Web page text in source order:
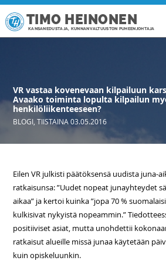
TIMO HEINONEN
KANSANEDUSTAJA, KUNNANVALTUUSTON PUHEENJOHTAJA
VR vastaa kovenevaan kilpailuun
Avaako toiminta lopulta kilpailun
henkilöliikenteeseen?
BLOGI ,TIISTAINA 03.05.2016
Eilen VR julkisti päätöksensä uudista juna-
ratkaisunsa: ”Uudet nopeat junayhteydet
aikaa” ja kertoi kuinka ”jopa 70 %
kulkisivat nykyistä nopeammin.”
positiiviset asiat, mutta unohdettii
ratkaisut alueille missä junaa käytetään
kuin opiskeluunkin.